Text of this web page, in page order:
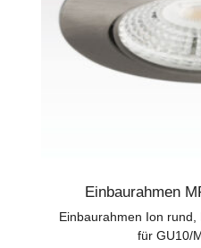
Einbaurahmen
Einbaurahmen Ion
für GU10/